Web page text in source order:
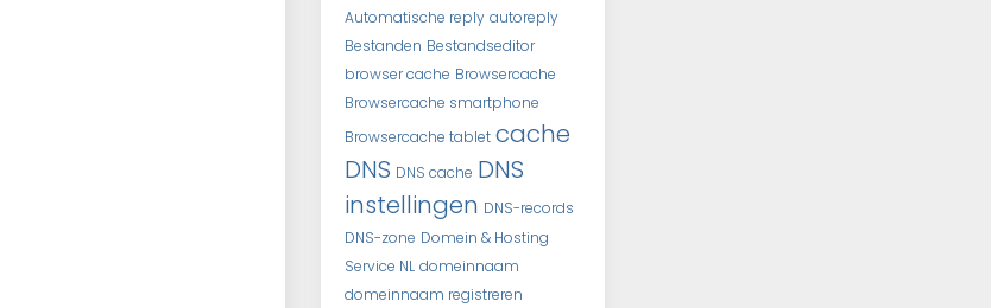
Automatische reply autoreply
Bestanden Bestandseditor
browser cache Browsercache
Browsercache smartphone
Browsercache tablet cache
DNS DNS cache DNS
instellingen DNS-records
DNS-zone Domein & Hosting
Service NL domeinnaam
domeinnaam registreren